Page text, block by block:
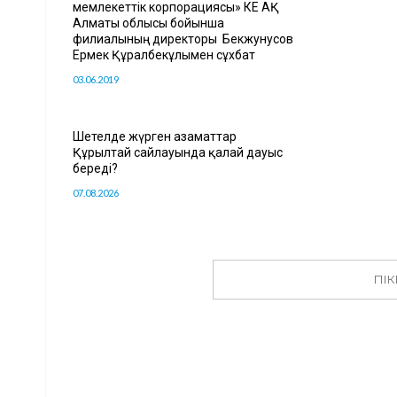
мемлекеттік корпорациясы» КЕ АҚ
Алматы облысы бойынша
филиалының директоры Бекжунусов
Ермек Құралбекұлымен сұхбат
03.06.2019
Шетелде жүрген азаматтар
Құрылтай сайлауында қалай дауыс
береді?
07.08.2026